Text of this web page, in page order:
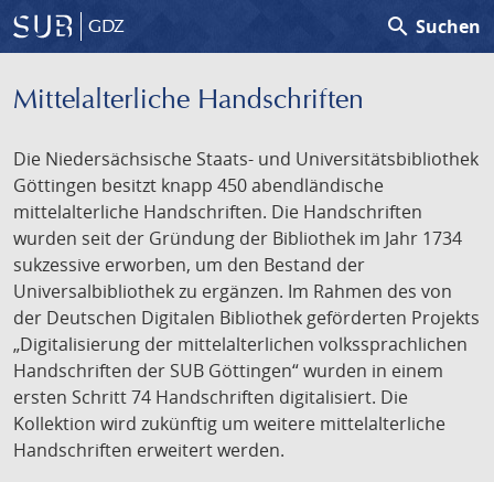
GDZ search Suchen
Mittelalterliche Handschriften
Die Niedersächsische Staats- und Universitätsbibliothek
Göttingen besitzt knapp 450 abendländische
mittelalterliche Handschriften. Die Handschriften
wurden seit der Gründung der Bibliothek im Jahr 1734
sukzessive erworben, um den Bestand der
Universalbibliothek zu ergänzen. Im Rahmen des von
der Deutschen Digitalen Bibliothek geförderten Projekts
„Digitalisierung der mittelalterlichen volkssprachlichen
Handschriften der SUB Göttingen“ wurden in einem
ersten Schritt 74 Handschriften digitalisiert. Die
Kollektion wird zukünftig um weitere mittelalterliche
Handschriften erweitert werden.